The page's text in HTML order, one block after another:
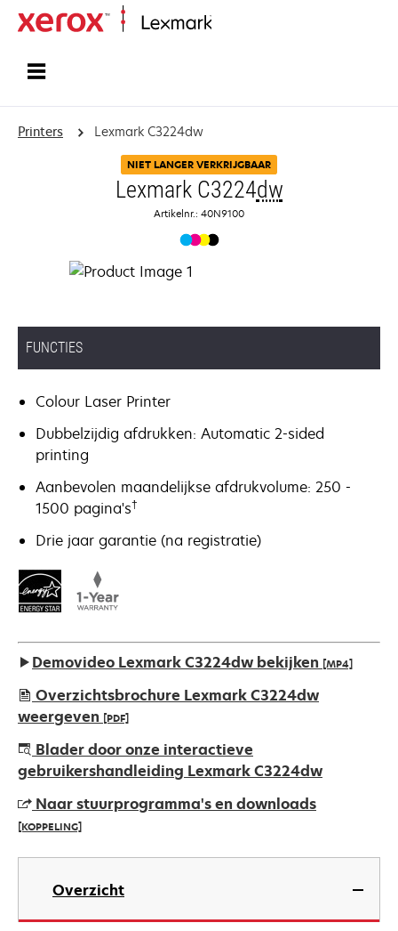
Printers Lexmark C3224dw
NIET LANGER VERKRIJGBAAR
Lexmark C3224dw
Artikelnr.: 40N9100
FUNCTIES
Colour Laser Printer
Dubbelzijdig afdrukken: Automatic 2-sided
printing
Aanbevolen maandelijkse afdrukvolume: 250 -
1500 pagina's†
Drie jaar garantie (na registratie)
Demovideo Lexmark C3224dw bekijken [MP4]
Overzichtsbrochure Lexmark C3224dw
weergeven [PDF]
opens
in
new
tab
Blader door onze interactieve
gebruikershandleiding Lexmark C3224dw
Naar stuurprogramma's en downloads
[KOPPELING]
opens
new
Overzicht